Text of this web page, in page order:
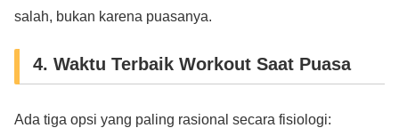
salah, bukan karena puasanya.
4. Waktu Terbaik Workout Saat Puasa
Ada tiga opsi yang paling rasional secara fisiologi: